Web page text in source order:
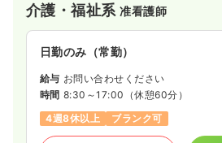
介護・福祉系准看護師
日勤のみ（常勤）
給与 お問い合わせください
時間 8:30～17:00 （休憩60分）
4週8休以上
ブランク可